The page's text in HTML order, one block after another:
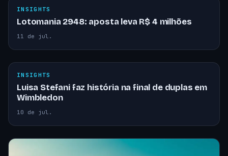
INSIGHTS
Lotomania 2948: aposta leva R$ 4 milhões
11 de jul.
INSIGHTS
Luisa Stefani faz história na final de duplas em
Wimbledon
10 de jul.